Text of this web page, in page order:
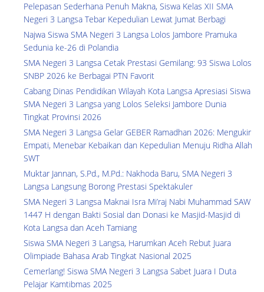
Pelepasan Sederhana Penuh Makna, Siswa Kelas XII SMA
Negeri 3 Langsa Tebar Kepedulian Lewat Jumat Berbagi
Najwa Siswa SMA Negeri 3 Langsa Lolos Jambore Pramuka
Sedunia ke-26 di Polandia
SMA Negeri 3 Langsa Cetak Prestasi Gemilang: 93 Siswa Lolos
SNBP 2026 ke Berbagai PTN Favorit
Cabang Dinas Pendidikan Wilayah Kota Langsa Apresiasi Siswa
SMA Negeri 3 Langsa yang Lolos Seleksi Jambore Dunia
Tingkat Provinsi 2026
SMA Negeri 3 Langsa Gelar GEBER Ramadhan 2026: Mengukir
Empati, Menebar Kebaikan dan Kepedulian Menuju Ridha Allah
SWT
Muktar Jannan, S.Pd., M.Pd.: Nakhoda Baru, SMA Negeri 3
Langsa Langsung Borong Prestasi Spektakuler
SMA Negeri 3 Langsa Maknai Isra Mi’raj Nabi Muhammad SAW
1447 H dengan Bakti Sosial dan Donasi ke Masjid-Masjid di
Kota Langsa dan Aceh Tamiang
Siswa SMA Negeri 3 Langsa, Harumkan Aceh Rebut Juara
Olimpiade Bahasa Arab Tingkat Nasional 2025
Cemerlang! Siswa SMA Negeri 3 Langsa Sabet Juara I Duta
Pelajar Kamtibmas 2025